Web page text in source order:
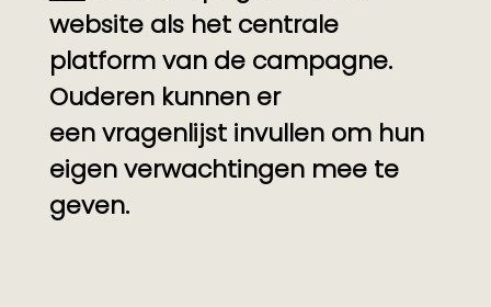
website als het centrale
platform van de campagne.
Ouderen kunnen er
een vragenlijst invullen om hun
eigen verwachtingen mee te
geven.